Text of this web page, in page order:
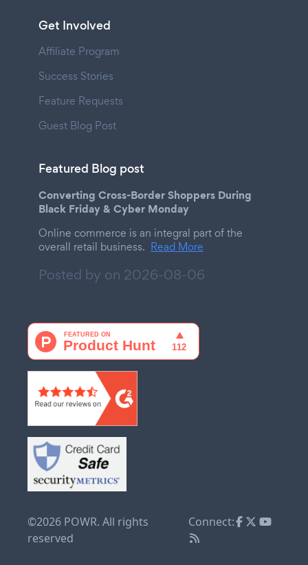
Get Involved
Affiliate Program
Success Stories
Feature Requests
Guest Blog Post
Featured Blog post
Converting Cross-Border Shoppers During
Black Friday & Cyber Monday
Online commerce is an integral part of the
overall retail business. Read More
Posted by on 2026-08-06
©2026 POWR. All rights
reserved
Connect: